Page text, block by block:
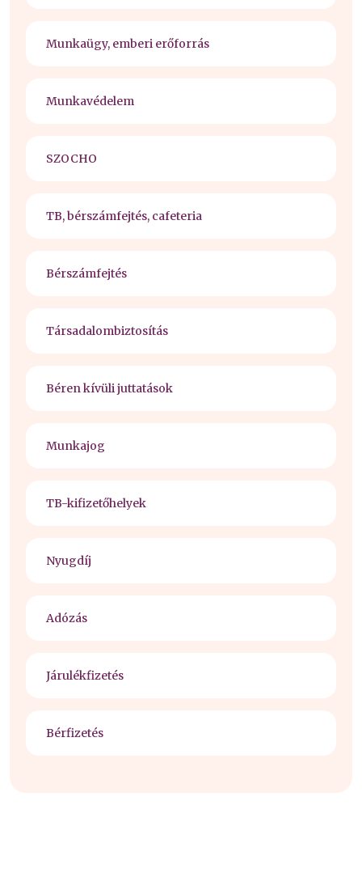
Munkaügy, emberi erőforrás
Munkavédelem
SZOCHO
TB, bérszámfejtés, cafeteria
Bérszámfejtés
Társadalombiztosítás
Béren kívüli juttatások
Munkajog
TB-kifizetőhelyek
Nyugdíj
Adózás
Járulékfizetés
Bérfizetés